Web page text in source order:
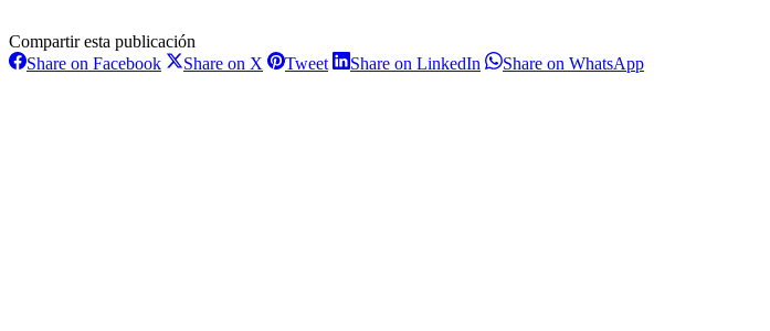
Compartir esta publicación
Share on FacebookShareShare on X ShareTweetShareShare on LinkedIn ShareShare on WhatsAppShare